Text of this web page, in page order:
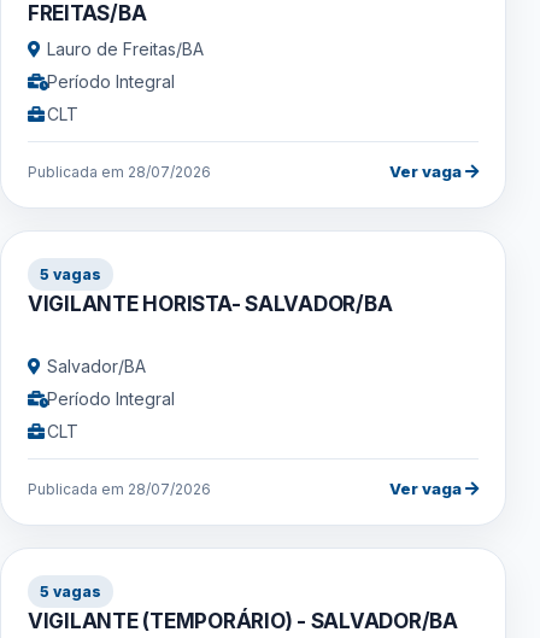
FREITAS/BA
Lauro de Freitas/BA
Período Integral
CLT
Publicada em 28/07/2026 Ver vaga
5 vagas
VIGILANTE HORISTA- SALVADOR/BA
Salvador/BA
Período Integral
CLT
Publicada em 28/07/2026 Ver vaga
5 vagas
VIGILANTE (TEMPORÁRIO) - SALVADOR/BA